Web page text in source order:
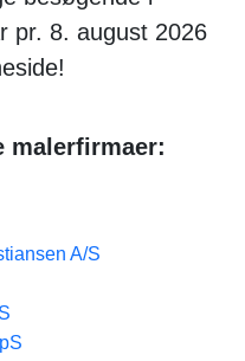
pr. 8. august 2026
malerfirmaer:
A/S